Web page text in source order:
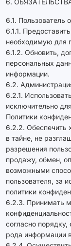
6.
6.1. Пользователь
6.1.1.
необходимую для
6.1.2. Обновить,
персональных
информации.
6.2.
6.2.1.
исключительно
Политики
6.2.2. Обеспечить
в тайне, не
разрешения
продажу, обмен,
возможными
пользователя, за
политики
6.2.3. Принимать
согласно
рода информации